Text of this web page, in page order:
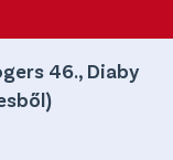
46., Diaby